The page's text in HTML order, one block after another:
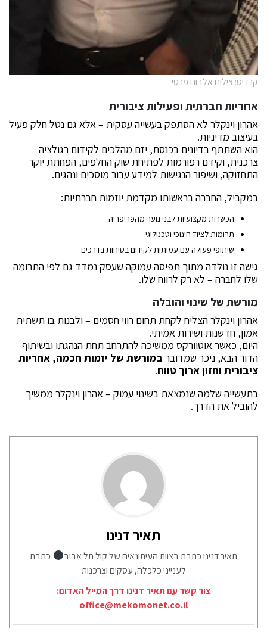
קרדיט: צילום אלבום פרטי
אחריות חברתית ופעילות ציבורית
אהרון וינקלר לא הסתפק בעשייה עסקית – אלא גם נטל חלק פעיל
בעיצוב מדיניות.
הוא השתתף בדיונים בכנסת, יזם מהלכים לקידום רגולציה
צרכנית, וקידם רפורמות לפתיחת שוק החלפים, הפחתת יוקר
התחזוקה, ושיפור הנגישות למידע עבור מוסכים ונהגים.
במקביל, החברה בראשותו מקדמת יוזמות חברתיות:
הכשרות מקצועיות לבני נוער מהפריפריה
תרומות לציוד חינוכי וטכנולוגי
שיתופי פעולה עם עמותות לקידום בטיחות בדרכים
גישה זו נולדה מתוך תפיסה עמוקה שעסק נמדד גם לפי התרומה
שלו לחברה – לא רק לרווח שלו.
מורשת של שינוי והובלה
אהרון וינקלר הצליח לקחת תחום רווי חסמים – ולבנות בו תשתית
אמון, חדשנות ושירות אמיתי.
היום, כאשר אוטוורקס ממשיכה להתרחב תחת הנהגתו ובשיתוף
הדור הבא, ניכר שמדובר במורשת של יזמות חכמה, אחריות
ציבורית וחזון ארוך טווח.
בתעשייה שלמה שנמצאת בשינוי עמוק – אהרון וינקלר ממשיך
להוביל את הדרך.
תאיר דנינו
תאיר דנינו כתבת בצוות העיתונאים של קול תל אביב
כתבת
לענייני כלכלה, עסקים וצרכנות
צור קשר עם תאיר דנינו דרך המייל האדום:
office@mekomonet.co.il